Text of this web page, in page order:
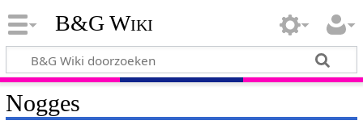
B&G Wiki
Nogges